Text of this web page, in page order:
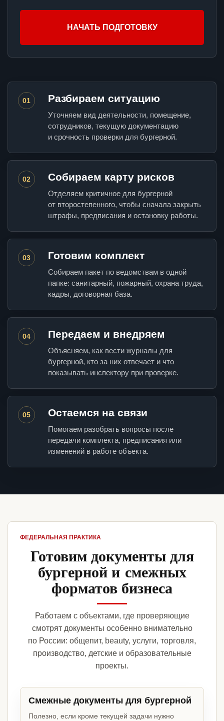
НАЧАТЬ ПОДГОТОВКУ
01 Разбираем ситуацию
Уточняем вид деятельности, помещение,
сотрудников, текущую документацию
и срочность проверки для бургерной.
02 Собираем карту рисков
Отделяем критичное для бургерной
от второстепенного, чтобы сначала закрыть
штрафы, предписания и остановку работы.
03 Готовим комплект
Собираем пакет по ведомствам в одной
папке: санитарный, пожарный, охрана труда,
кадры, договорная база.
04 Передаем и внедряем
Объясняем, как вести журналы для
бургерной, кто за них отвечает и что
показывать инспектору при проверке.
05 Остаемся на связи
Помогаем разобрать вопросы после
передачи комплекта, предписания или
изменений в работе объекта.
ФЕДЕРАЛЬНАЯ ПРАКТИКА
Готовим документы для
бургерной и смежных
форматов бизнеса
Работаем с объектами, где проверяющие
смотрят документы особенно внимательно
по России: общепит, beauty, услуги, торговля,
производство, детские и образовательные
проекты.
Смежные документы для бургерной
Полезно, если кроме текущей задачи нужно